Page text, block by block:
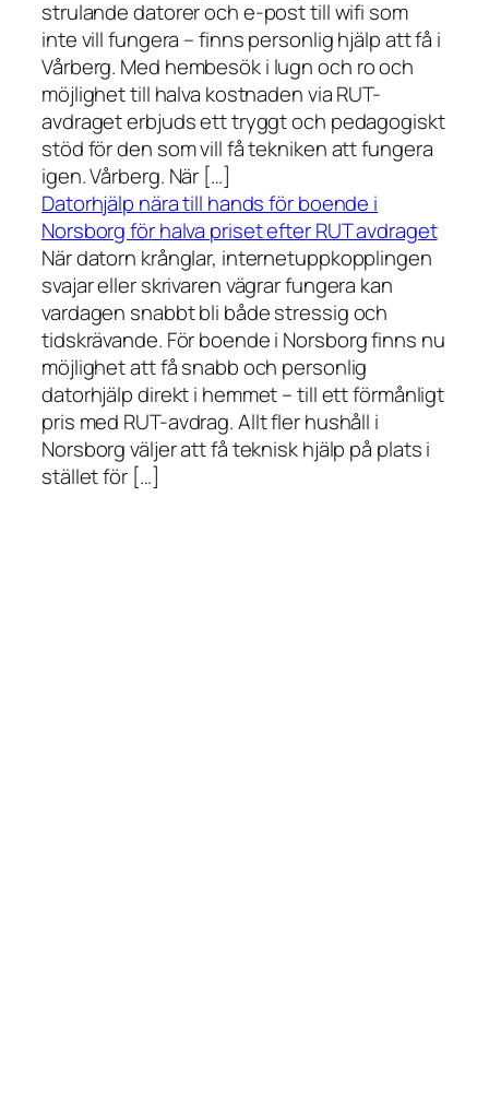
strulande datorer och e-post till wifi som
inte vill fungera – finns personlig hjälp att få i
Vårberg. Med hembesök i lugn och ro och
möjlighet till halva kostnaden via RUT-
avdraget erbjuds ett tryggt och pedagogiskt
stöd för den som vill få tekniken att fungera
igen. Vårberg. När […]
Datorhjälp nära till hands för boende i
Norsborg för halva priset efter RUT avdraget
När datorn krånglar, internetuppkopplingen
svajar eller skrivaren vägrar fungera kan
vardagen snabbt bli både stressig och
tidskrävande. För boende i Norsborg finns nu
möjlighet att få snabb och personlig
datorhjälp direkt i hemmet – till ett förmånligt
pris med RUT-avdrag. Allt fler hushåll i
Norsborg väljer att få teknisk hjälp på plats i
stället för […]